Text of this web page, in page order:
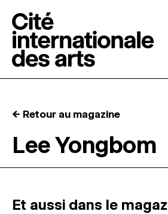
RÉSIDENCES ↓
ATELIERS OUVERTS
← Retour au magazine
Lee Yongbom
Et aussi dans le